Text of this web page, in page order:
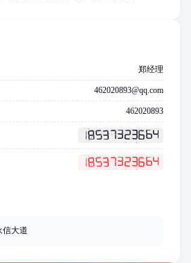
郑经理
462020893@qq.com
462020893
信大道